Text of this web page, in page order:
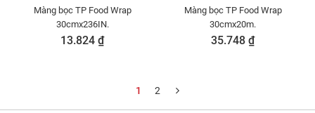
Màng bọc TP Food Wrap
30cmx236IN.
13.824 ₫
Màng bọc TP Food Wrap
30cmx20m.
35.748 ₫
1 2